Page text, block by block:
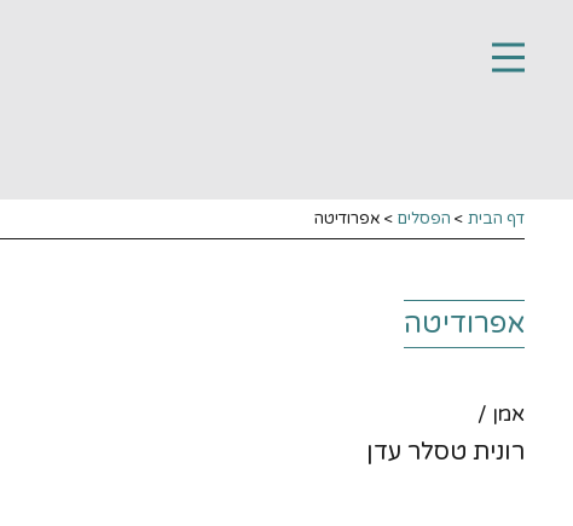
דף הבית > הפסלים > אפרודיטה
אפרודיטה
אמן /
רונית טסלר עדן